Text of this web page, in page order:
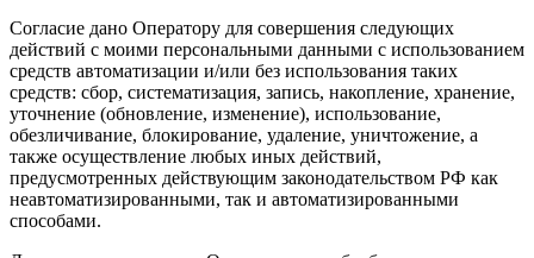
Согласие дано Оператору для совершения следующих
действий с моими персональными данными с использованием
средств автоматизации и/или без использования таких
средств: сбор, систематизация, запись, накопление, хранение,
уточнение (обновление, изменение), использование,
обезличивание, блокирование, удаление, уничтожение, а
также осуществление любых иных действий,
предусмотренных действующим законодательством РФ как
неавтоматизированными, так и автоматизированными
способами.